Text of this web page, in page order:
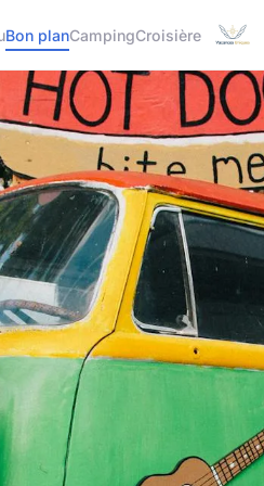
Bon planCampingCroisière